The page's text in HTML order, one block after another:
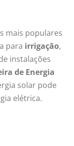
mais populares
para irrigação,
instalações
de Energia
solar pode
elétrica.